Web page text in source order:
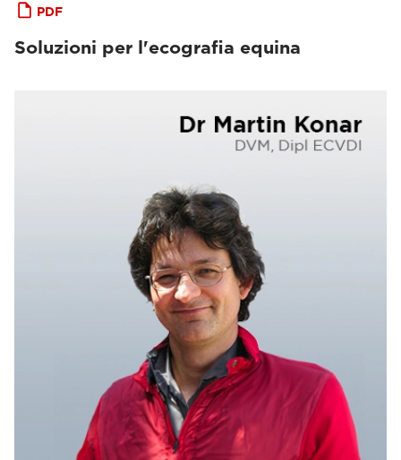
PDF
Soluzioni per l'ecografia equina